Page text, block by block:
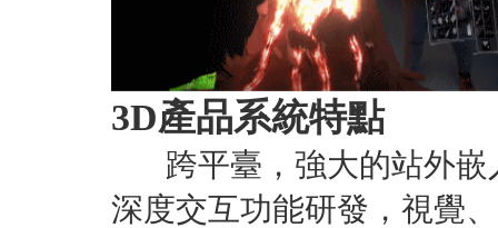
3D產品系統特點
跨平臺，強大的站外嵌
深度交互功能研發，視覺